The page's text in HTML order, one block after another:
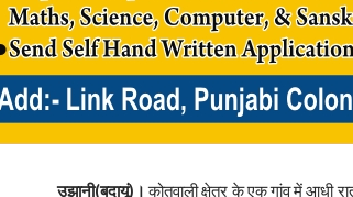
उझानी(बदायूं)। कोतवाली क्षेत्र के एक गांव में आधी